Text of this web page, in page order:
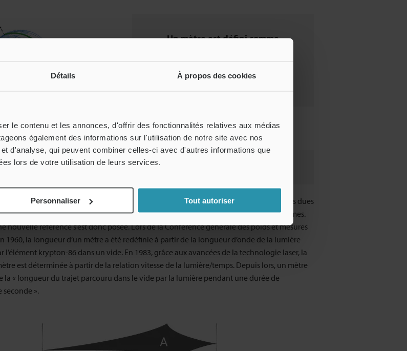
Détails À propos des cookies
le contenu et les annonces, d'offrir des fonctionnalités relatives aux médias
également des informations sur l'utilisation de notre site avec nos
d'analyse, qui peuvent combiner celles-ci avec d'autres informations que
lors de votre utilisation de leurs services.
Personnaliser Tout autoriser
Un mètre est défini comme
méridien terrestre entre le pôle
Nord et l’équateur.
de la lumière pour référence
l’unité basée sur la Terre a toujours été difficile à mettre en œuvre. De plus, les erreurs dues
même du prototype ou à sa détérioration au fil du temps ont engendré certains problèmes.
nouvelle référence s’est donc posée. Lors de la Conférence générale des poids et mesures
1960, la longueur d’un mètre a été redéfinie à partir de la longueur d’onde de la lumière
l’élément krypton-86 dans un vide. En 1983, grâce aux avancées de la technologie laser, la
est déterminée à partir de la relation vitesse de la lumière/temps. Depuis lors, un mètre
la « longueur du trajet parcouru dans le vide par la lumière pendant une durée de
seconde ».